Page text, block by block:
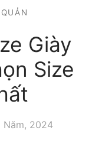
Giày
Size
Năm, 2024